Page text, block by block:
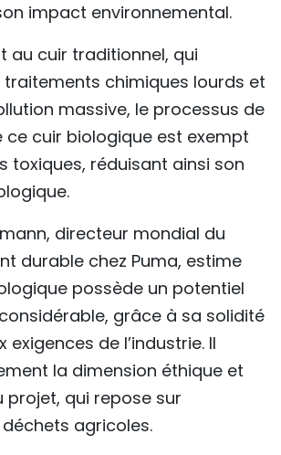
impact environnemental.
au cuir traditionnel, qui
traitements chimiques lourds et
massive, le processus de
cuir biologique est exempt
toxiques, réduisant ainsi son
directeur mondial du
durable chez Puma, estime
possède un potentiel
grâce à sa solidité
de l’industrie. Il
la dimension éthique et
projet, qui repose sur
déchets agricoles.